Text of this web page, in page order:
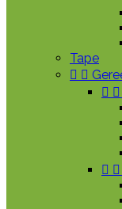
Tape
 
 
 